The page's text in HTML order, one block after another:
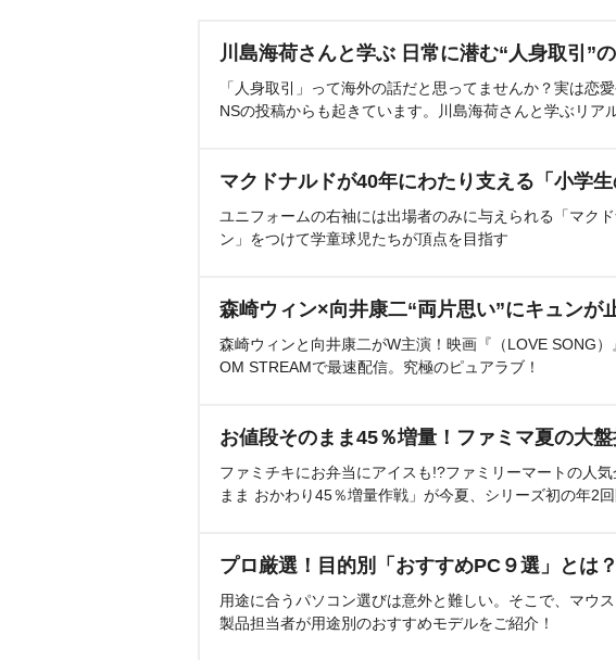
川島海荷さんと学ぶ 日常に潜む“人身取引”
「人身取引」って海外の話だと思ってませんか？実は恋
NSの投稿からも起きています。川島海荷さんと学ぶリア
マクドナルドが40年にわたり支える「小学生
ユニフォームの右袖には出場者のみに与えられる「マク
ン」をつけて学童球児たちが頂点を目指す
森崎ウィン×向井康二“両片思い”にキュンが
森崎ウィンと向井康二がW主演！映画『（LOVE SONG
OM STREAMで最速配信。究極のピュアラブ！
お値段そのまま45％増量！ファミマ夏の大
ファミチキにお弁当にアイスも!?ファミリーマートの人
まま おかわり45％増量作戦」が今夏、シリーズ初の年2回
プロ厳選！目的別「おすすめPC９選」とは？
用途に合うパソコン選びは意外と難しい。そこで、マウ
製品担当者が用途別のおすすめモデルをご紹介！